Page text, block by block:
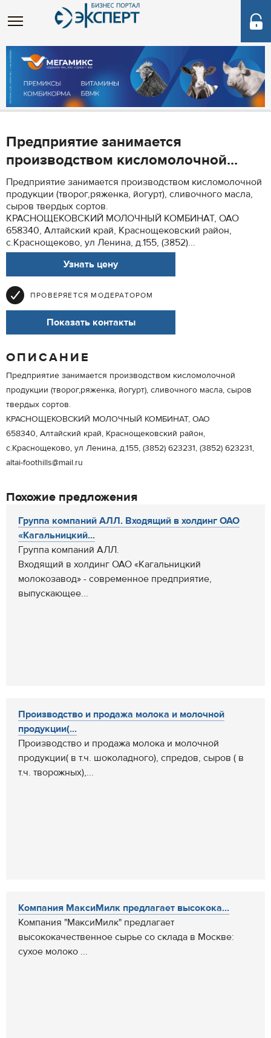
Предприятие занимается
производством кисломолочной...
Предприятие занимается производством кисломолочной
продукции (творог,ряженка, йогурт), сливочного масла,
сыров твердых сортов.
КРАСНОЩЕКОВСКИЙ МОЛОЧНЫЙ КОМБИНАТ, ОАО
658340, Алтайский край, Краснощековский район,
с.Краснощеково, ул Ленина, д.155, (3852)...
Узнать цену
ПРОВЕРЯЕТСЯ МОДЕРАТОРОМ
Показать контакты
ОПИСАНИЕ
Предприятие занимается производством кисломолочной
продукции (творог,ряженка, йогурт), сливочного масла, сыров
твердых сортов.
КРАСНОЩЕКОВСКИЙ МОЛОЧНЫЙ КОМБИНАТ, ОАО
658340, Алтайский край, Краснощековский район,
с.Краснощеково, ул Ленина, д.155, (3852) 623231, (3852) 623231,
altai-foothills@mail.ru
Похожие предложения
Группа компаний АЛЛ. Входящий в холдинг ОАО
«Кагальницкий...
Группа компаний АЛЛ.
Входящий в холдинг ОАО «Кагальницкий
молокозавод» - современное предприятие,
выпускающее...
Производство и продажа молока и молочной
продукции(...
Производство и продажа молока и молочной
продукции( в т.ч. шоколадного), спредов, сыров ( в
т.ч. творожных),...
Компания МаксиМилк предлагает высокока...
Компания "МаксиМилк" предлагает
высококачественное сырье со склада в Москве:
сухое молоко ...